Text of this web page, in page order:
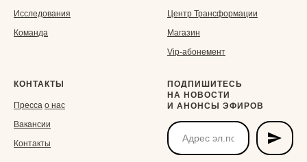
Исследования
Команда
Центр Трансформации
Магазин
Vip-aбонемент
КОНТАКТЫ
Пресса о нас
Вакансии
Контакты
ПОДПИШИТЕСЬ
НА НОВОСТИ
И АНОНСЫ ЭФИРОВ